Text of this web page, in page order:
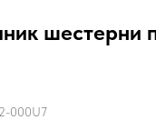
шестерни
000U7